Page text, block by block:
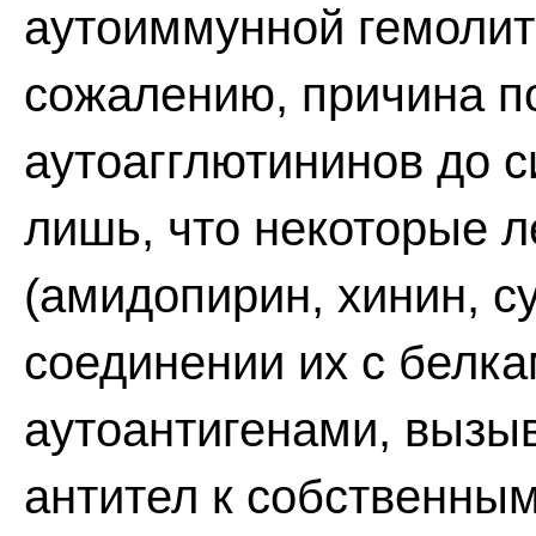
аутоиммунной
сожалению, причина
аутоагглютининов до
лишь, что некоторые
(амидопирин, хинин,
соединении их с
аутоантигенами,
антител к